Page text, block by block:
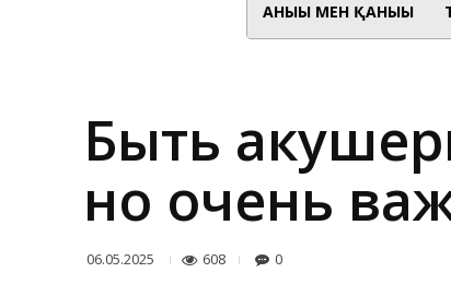
АНЫҒЫ МЕН ҚАНЫҒЫ
Быть
но очень
06.05.2025 608 0